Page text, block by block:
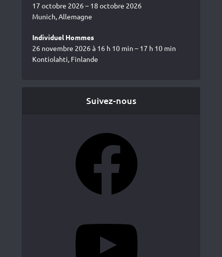
17 octobre 2026 – 18 octobre 2026
Munich, Allemagne
Individuel Hommes
26 novembre 2026 à 16 h 10 min – 17 h 10 min
Kontiolahti, Finlande
Suivez-nous